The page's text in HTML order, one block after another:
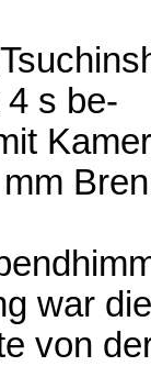
s be-
war
von